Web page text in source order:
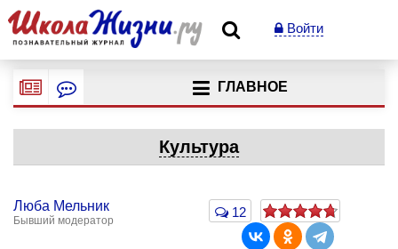
Войти
ГЛАВНОЕ
Культура
Люба Мельник
Бывший модератор
12